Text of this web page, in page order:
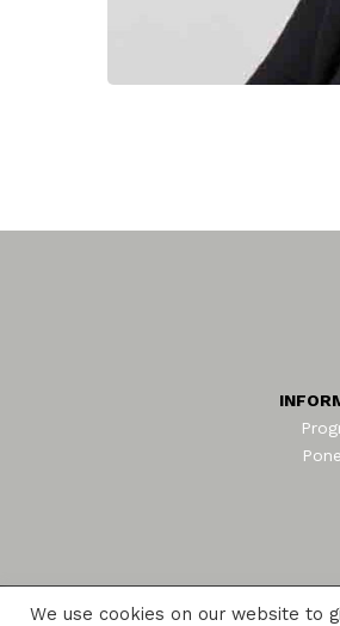
We use cookies on our website to